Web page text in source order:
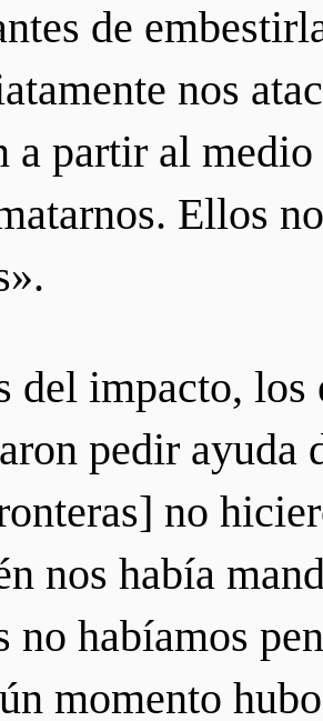
de
nos
a partir al
Ellos
del impacto,
pedir ayuda
no
nos había
no habíamos
momento